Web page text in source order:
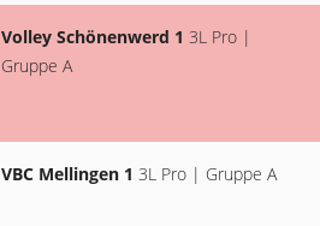
Volley Schönenwerd 1 3L Pro |
Gruppe A
VBC Mellingen 1 3L Pro | Gruppe A